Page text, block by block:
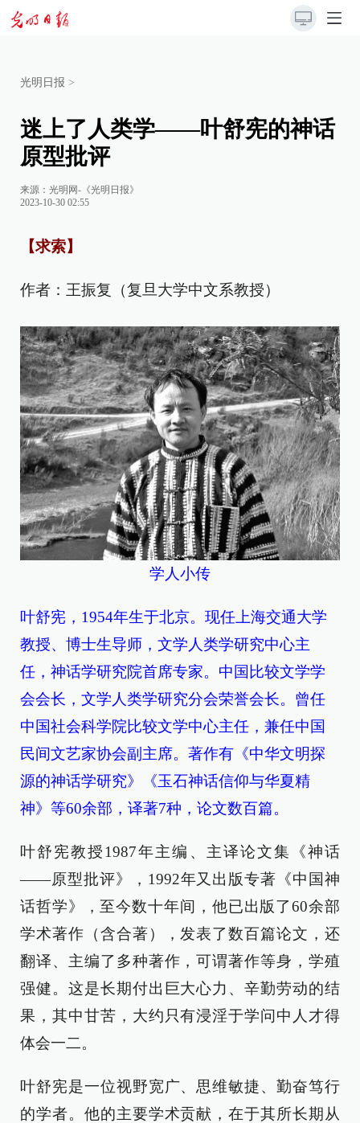
光明日报 >
迷上了人类学——叶舒宪的神话
原型批评
来源： 光明网-《光明日报》
2023-10-30 02:55
【求索】
作者：王振复（复旦大学中文系教授）
学人小传
叶舒宪，1954年生于北京。现任上海交通大学
教授、博士生导师，文学人类学研究中心主
任，神话学研究院首席专家。中国比较文学学
会会长，文学人类学研究分会荣誉会长。曾任
中国社会科学院比较文学中心主任，兼任中国
民间文艺家协会副主席。著作有《中华文明探
源的神话学研究》《玉石神话信仰与华夏精
神》等60余部，译著7种，论文数百篇。
叶舒宪教授1987年主编、主译论文集《神话
——原型批评》，1992年又出版专著《中国神
话哲学》，至今数十年间，他已出版了60余部
学术著作（含合著），发表了数百篇论文，还
翻译、主编了多种著作，可谓著作等身，学殖
强健。这是长期付出巨大心力、辛勤劳动的结
果，其中甘苦，大约只有浸淫于学问中人才得
体会一二。
叶舒宪是一位视野宽广、思维敏捷、勤奋笃行
的学者。他的主要学术贡献，在于其所长期从